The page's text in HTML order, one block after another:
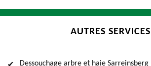
AUTRES SERVICES
Dessouchage arbre et haie Sarreinsberg